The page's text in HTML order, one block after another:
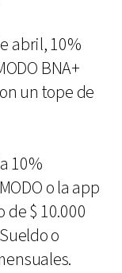
abril, 10%
BNA+
un tope de
10%
o la app
$ 10.000
o